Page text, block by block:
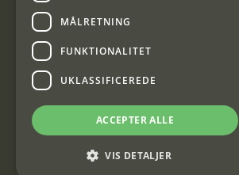
Interjakt DK
Interjakt Sweden AB, Årjäng
Org: 553222-3915
MÅLRETNING
FUNKTIONALITET
UKLASSIFICEREDE
ACCEPTER ALLE
VIS DETALJER